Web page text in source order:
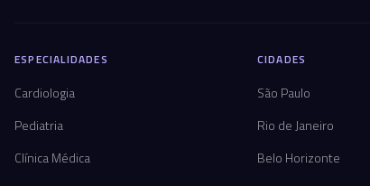
ESPECIALIDADES
Cardiologia
Pediatria
Clínica Médica
CIDADES
São Paulo
Rio de Janeiro
Belo Horizonte